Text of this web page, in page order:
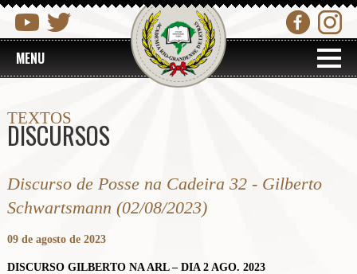
MENU
TEXTOS
DISCURSOS
Discurso de Posse na Cadeira 32 - Gilberto
Schwartsmann (02/08/2023)
09 de agosto de 2023
DISCURSO GILBERTO NA ARL – DIA 2 AGO. 2023